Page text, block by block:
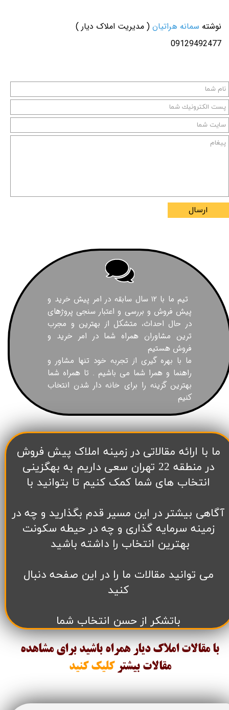
نوشته سمانه هراتیان ( مدیریت املاک دیار )
09129492477
ارسال
تیم ما با ۱۲ سال سابقه در امر پیش خرید و
پیش فروش و بررسی و اعتبار سنجی پروژهای
در حال احداث، متشکل از بهترین و مجرب
ترین مشاوران همراه شما در امر خرید و
فروش هستیم
ما با بهره گیری از تجربه خود تنها مشاور و
راهنما و همرا شما می باشیم . تا همراه شما
بهترین گزینه را برای خانه دار شدن انتخاب
کنیم
​ما با ارائه مقالاتی در زمینه املاک پیش فروش
در منطقه 22 تهران سعی داریم به بهگزینی
انتخاب های شما کمک کنیم تا بتوانید با
آگاهی بیشتر در این مسیر قدم بگذارید و چه در
زمینه سرمایه گذاری و چه در حیطه سکونت
بهترین انتخاب را داشته باشید
می توانید مقالات ما را در این صفحه دنبال
کنید
باتشکر از حسن انتخاب شما
با مقالات املاک دیار همراه باشید برای مشاهده
مقالات بیشتر کلیک کنید